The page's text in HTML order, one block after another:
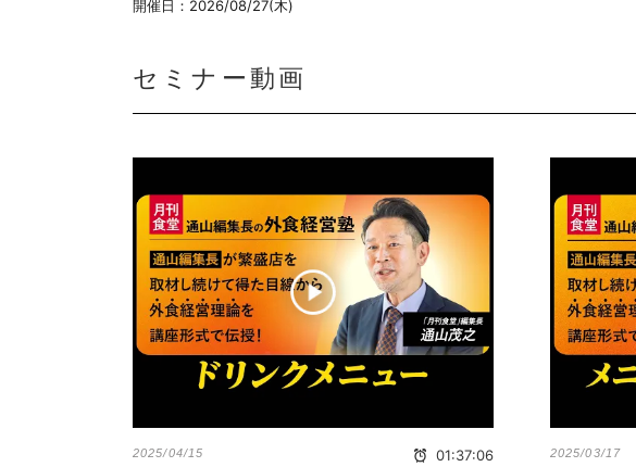
開催日：2026/08/27(木)
セミナー動画
2025/04/15 01:37:06 2025/03/17